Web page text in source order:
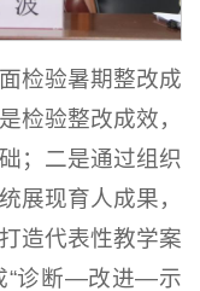
检验暑期整改成
检验整改成效，
；二是通过组织
展现育人成果，
造代表性教学案
“诊断—改进—示